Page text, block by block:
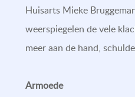
Huisarts Mieke
weerspiegelen de vele
meer aan de hand,
Armoede